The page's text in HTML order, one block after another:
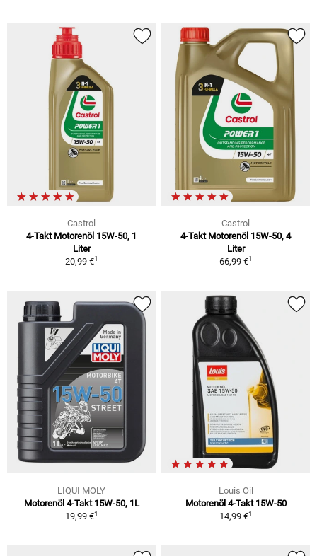
Castrol
4-Takt Motorenöl 15W-50, 1
Liter
20,99 €1
Castrol
4-Takt Motorenöl 15W-50, 4
Liter
66,99 €1
LIQUI MOLY
Motorenöl 4-Takt 15W-50, 1L
19,99 €1
Louis Oil
Motorenöl 4-Takt 15W-50
14,99 €1